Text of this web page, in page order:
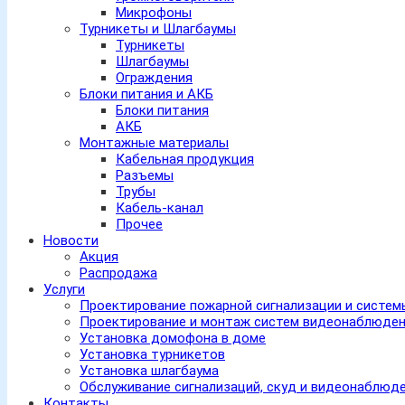
Микрофоны
Турникеты и Шлагбаумы
Турникеты
Шлагбаумы
Ограждения
Блоки питания и АКБ
Блоки питания
АКБ
Монтажные материалы
Кабельная продукция
Разъемы
Трубы
Кабель-канал
Прочее
Новости
Акция
Распродажа
Услуги
Проектирование пожарной сигнализации и
Проектирование и монтаж систем
Установка домофона в доме
Установка турникетов
Установка шлагбаума
Обслуживание сигнализаций, скуд и